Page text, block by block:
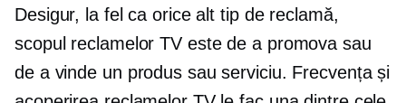
Desigur, la fel ca orice alt tip de reclamă,
scopul reclamelor TV este de a promova sau
de a vinde un produs sau serviciu. Frecvența și